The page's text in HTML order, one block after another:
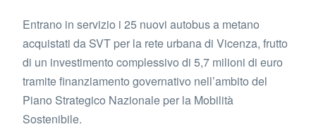
Entrano in servizio i 25 nuovi autobus a metano
acquistati da SVT per la rete urbana di Vicenza, frutto
di un investimento complessivo di 5,7 milioni di euro
tramite finanziamento governativo nell’ambito del
Piano Strategico Nazionale per la Mobilità
Sostenibile.